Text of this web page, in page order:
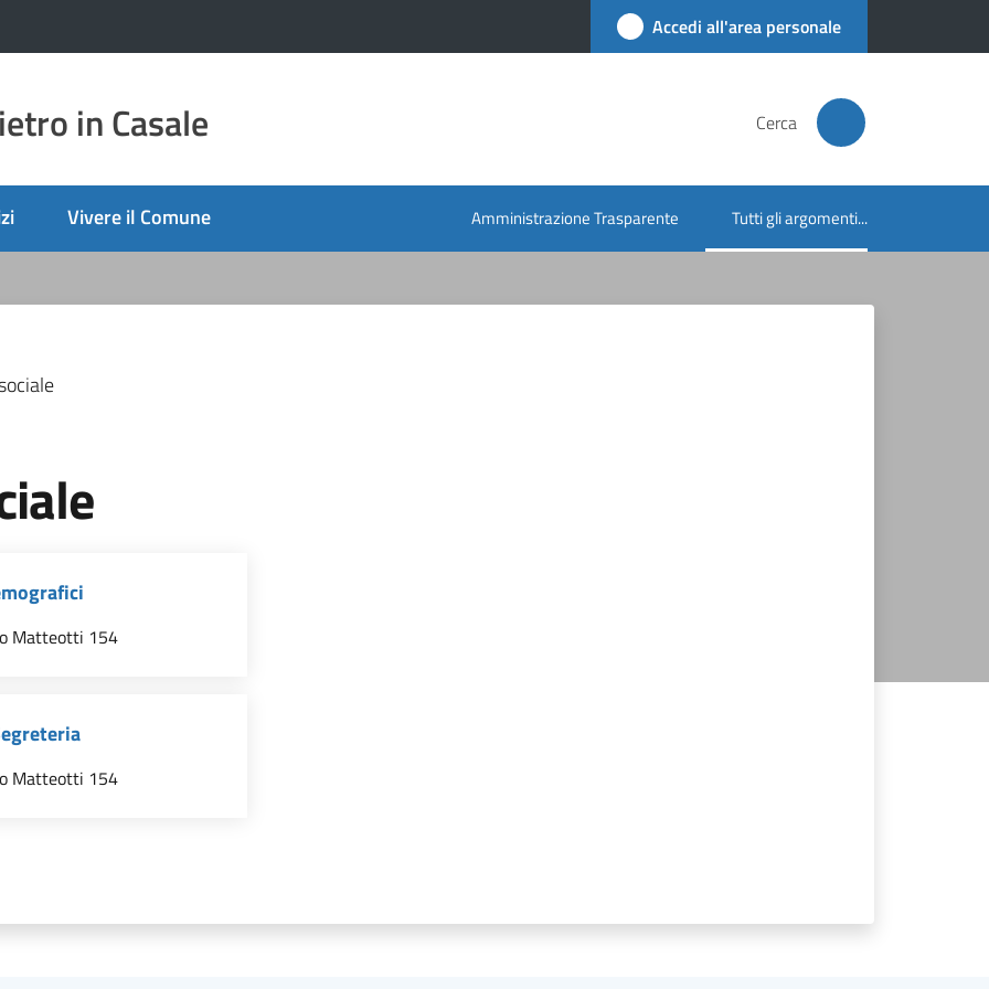
Accedi all'area personale
in Casale Cerca
Vivere il Comune Amministrazione Trasparente Tutti gli argomenti...
Menu selezionato
Matteotti 154
Matteotti 154